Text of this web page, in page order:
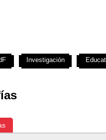
Investigación